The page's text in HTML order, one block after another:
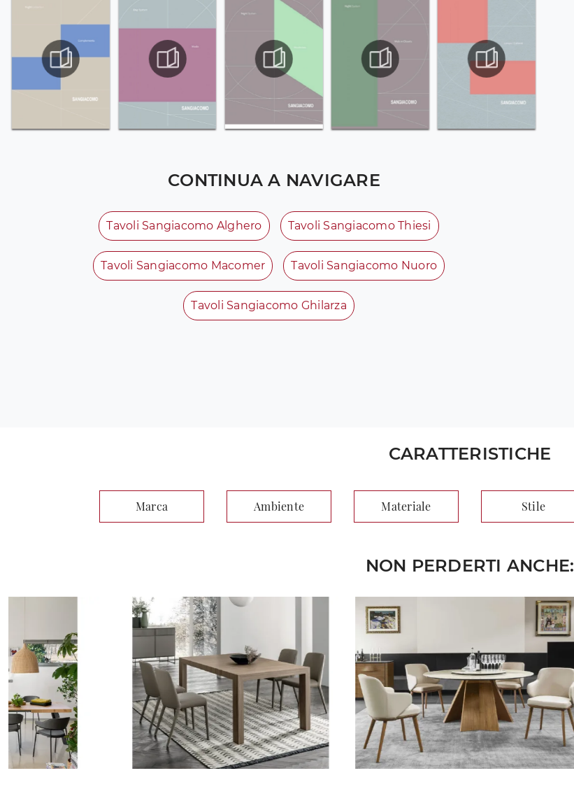
CONTINUA A NAVIGARE
Tavoli Sangiacomo Alghero Tavoli Sangiacomo Thiesi
Tavoli Sangiacomo Macomer Tavoli Sangiacomo Nuoro
Tavoli Sangiacomo Ghilarza
CARATTERISTICHE
Marca Ambiente Materiale Stile
NON PERDERTI ANCHE: